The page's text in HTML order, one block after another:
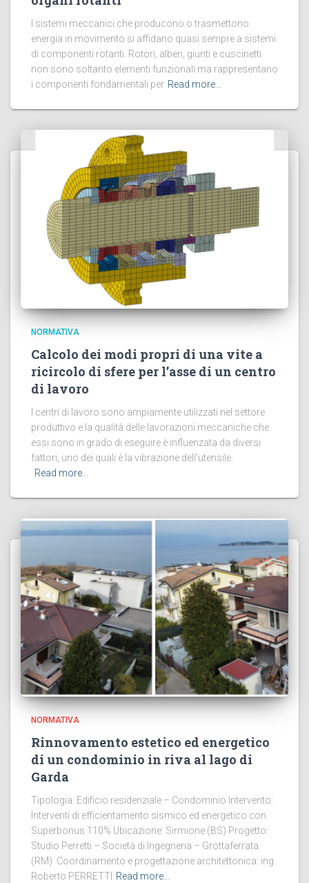
I sistemi meccanici che producono o trasmettono
energia in movimento si affidano quasi sempre a sistemi
di componenti rotanti. Rotori, alberi, giunti e cuscinetti
non sono soltanto elementi funzionali ma rappresentano
i componenti fondamentali per Read more…
NORMATIVA
Calcolo dei modi propri di una vite a
ricircolo di sfere per l’asse di un centro
di lavoro
I centri di lavoro sono ampiamente utilizzati nel settore
produttivo e la qualità delle lavorazioni meccaniche che
essi sono in grado di eseguire è influenzata da diversi
fattori, uno dei quali è la vibrazione dell’utensile.
Read more…
NORMATIVA
Rinnovamento estetico ed energetico
di un condominio in riva al lago di
Garda
Tipologia: Edificio residenziale – Condominio Intervento:
Interventi di efficientamento sismico ed energetico con
Superbonus 110% Ubicazione: Sirmione (BS) Progetto:
Studio Perretti – Società di Ingegneria – Grottaferrata
(RM) Coordinamento e progettazione architettonica: ing.
Roberto PERRETTI Read more…